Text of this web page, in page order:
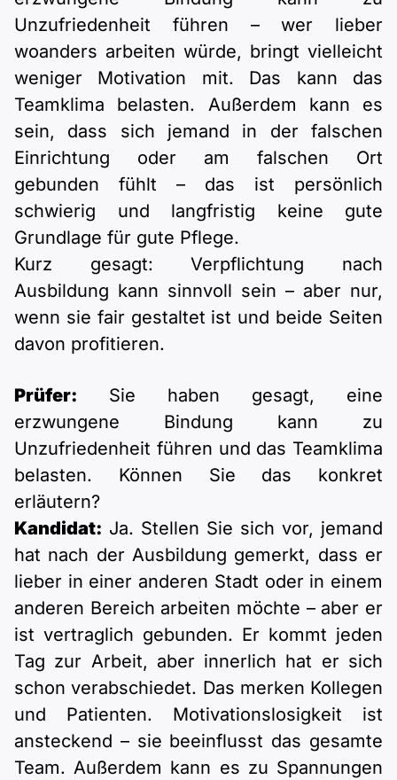
Unzufriedenheit führen – wer lieber
woanders arbeiten würde, bringt vielleicht
weniger Motivation mit. Das kann das
Teamklima belasten. Außerdem kann es
sein, dass sich jemand in der falschen
Einrichtung oder am falschen Ort
gebunden fühlt – das ist persönlich
schwierig und langfristig keine gute
Grundlage für gute Pflege.
Kurz gesagt: Verpflichtung nach
Ausbildung kann sinnvoll sein – aber nur,
wenn sie fair gestaltet ist und beide Seiten
davon profitieren.
Prüfer: Sie haben gesagt, eine
erzwungene Bindung kann zu
Unzufriedenheit führen und das Teamklima
belasten. Können Sie das konkret
erläutern?
Kandidat: Ja. Stellen Sie sich vor, jemand
hat nach der Ausbildung gemerkt, dass er
lieber in einer anderen Stadt oder in einem
anderen Bereich arbeiten möchte – aber er
ist vertraglich gebunden. Er kommt jeden
Tag zur Arbeit, aber innerlich hat er sich
schon verabschiedet. Das merken Kollegen
und Patienten. Motivationslosigkeit ist
ansteckend – sie beeinflusst das gesamte
Team. Außerdem kann es zu Spannungen